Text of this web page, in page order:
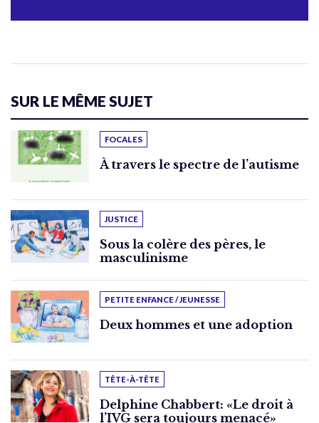
SUR LE MÊME SUJET
FOCALES
À travers le spectre de l’autisme
JUSTICE
Sous la colère des pères, le
masculinisme
PETITE ENFANCE / JEUNESSE
Deux hommes et une adoption
TÊTE-À-TÊTE
Delphine Chabbert: «Le droit à
l’IVG sera toujours menacé»